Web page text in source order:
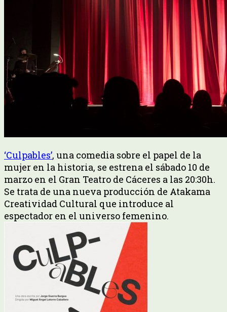
‘Culpables’, una comedia sobre el papel de la
mujer en la historia, se estrena el sábado 10 de
marzo en el Gran Teatro de Cáceres a las 20:30h.
Se trata de una nueva producción de Atakama
Creatividad Cultural que introduce al
espectador en el universo femenino.